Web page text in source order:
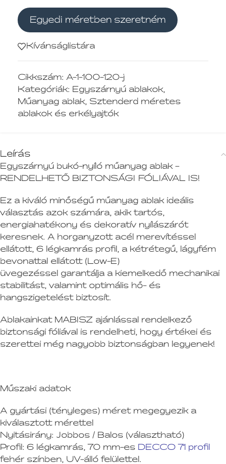
Egyedi méretben szeretném
Kívánságlistára
Cikkszám: A-1-100-120-j
Kategóriák: Egyszárnyú ablakok,
Műanyag ablak, Sztenderd méretes
ablakok és erkélyajtók
Leírás
Egyszárnyú bukó-nyíló műanyag ablak –
RENDELHETŐ BIZTONSÁGI FÓLIÁVAL IS!
Ez a kiváló minőségű műanyag ablak ideális
választás azok számára, akik tartós,
energiahatékony és dekoratív nyílászárót
keresnek. A horganyzott acél merevítéssel
ellátott, 6 légkamrás profil, a kétrétegű, lágyfém
bevonattal ellátott (Low-E)
üvegezéssel garantálja a kiemelkedő mechanikai
stabilitást, valamint optimális hő- és
hangszigetelést biztosít.
Ablakainkat MABISZ ajánlással rendelkező
biztonsági fóliával is rendelheti, hogy értékei és
szerettei még nagyobb biztonságban legyenek!
Műszaki adatok
A gyártási (tényleges) méret megegyezik a
kiválasztott mérettel
Nyitásirány: Jobbos / Balos (választható)
Profil: 6 légkamrás, 70 mm-es DECCO 71 profil
fehér színben, UV-álló felülettel.